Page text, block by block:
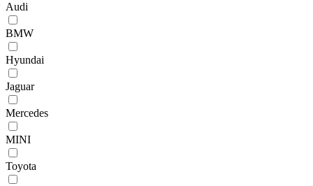
Audi
BMW
Hyundai
Jaguar
Mercedes
MINI
Toyota